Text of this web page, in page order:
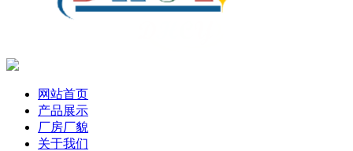
网站首页
产品展示
厂房厂貌
关于我们